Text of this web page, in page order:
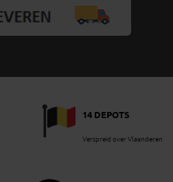
14 DEPOTS
Verspreid over Vlaanderen